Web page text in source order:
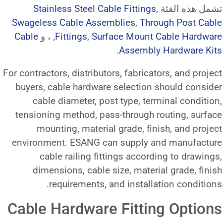
Stainless Steel Cable
Swageless Cable Assemblies,
Fittings,Surface , ، وCable
.
For contractors, distributors,
buyers, cable hardware
cable diameter, post
tensioning method, pass-
mounting, material
environment. ESANG can
cable railing fittings
dimensions, cable size,
requirements, and
Cable Hardware